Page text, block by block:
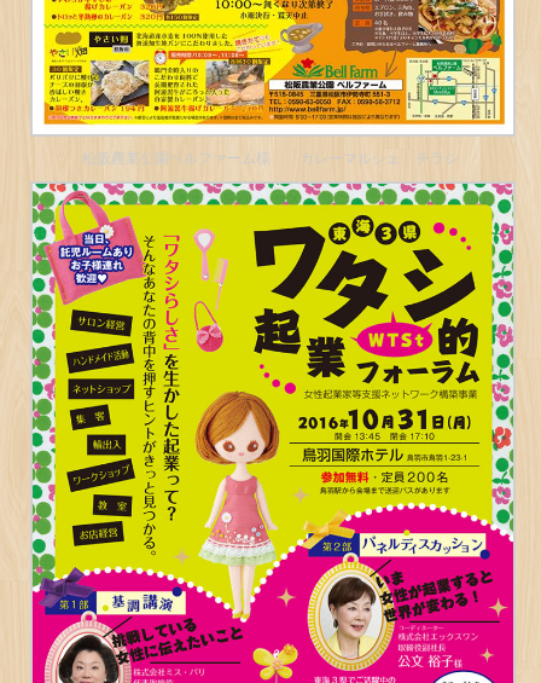
松阪農業公園ベルファーム様 「カレーマルシェ」チラシ